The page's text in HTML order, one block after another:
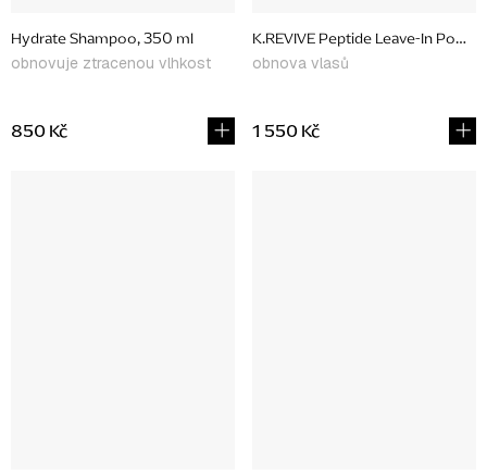
Hydrate Shampoo, 350 ml
obnovuje ztracenou vlhkost
850 Kč
K.REVIVE Peptide Leave-In
obnova vlasů
1 550 Kč